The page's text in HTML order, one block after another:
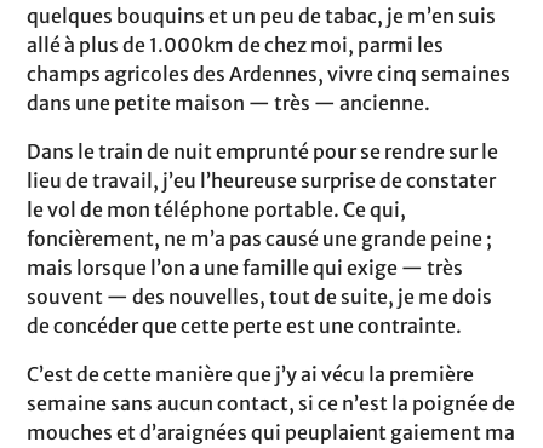
quelques bouquins et un peu de tabac, je m’en suis
allé à plus de 1.000km de chez moi, parmi les
champs agricoles des Ardennes, vivre cinq semaines
dans une petite maison — très — ancienne.
Dans le train de nuit emprunté pour se rendre sur le
lieu de travail, j’eu l’heureuse surprise de constater
le vol de mon téléphone portable. Ce qui,
foncièrement, ne m’a pas causé une grande peine ;
mais lorsque l’on a une famille qui exige — très
souvent — des nouvelles, tout de suite, je me dois
de concéder que cette perte est une contrainte.
C’est de cette manière que j’y ai vécu la première
semaine sans aucun contact, si ce n’est la poignée de
mouches et d’araignées qui peuplaient gaiement ma